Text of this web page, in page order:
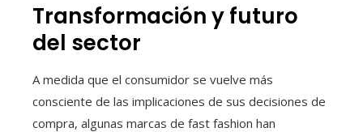
Transformación y futuro
del sector
A medida que el consumidor se vuelve más
consciente de las implicaciones de sus decisiones de
compra, algunas marcas de fast fashion han